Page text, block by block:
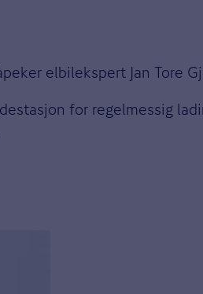
elbilekspert Jan Tore
for regelmessig